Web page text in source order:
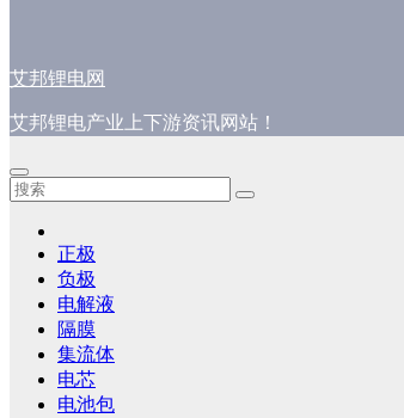
艾邦锂电网
艾邦锂电产业上下游资讯网站！
正极
负极
电解液
隔膜
集流体
电芯
电池包